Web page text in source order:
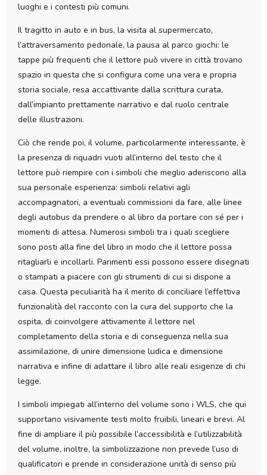
luoghi e i contesti più comuni.
Il tragitto in auto e in bus, la visita al supermercato,
l’attraversamento pedonale, la pausa al parco giochi: le
tappe più frequenti che il lettore può vivere in città trovano
spazio in questa che si configura come una vera e propria
storia sociale, resa accattivante dalla scrittura curata,
dall’impianto prettamente narrativo e dal ruolo centrale
delle illustrazioni.
Ciò che rende poi, il volume, particolarmente interessante, è
la presenza di riquadri vuoti all’interno del testo che il
lettore può riempire con i simboli che meglio aderiscono alla
sua personale esperienza: simboli relativi agli
accompagnatori, a eventuali commissioni da fare, alle linee
degli autobus da prendere o al libro da portare con sé per i
momenti di attesa. Numerosi simboli tra i quali scegliere
sono posti alla fine del libro in modo che il lettore possa
ritagliarli e incollarli. Parimenti essi possono essere disegnati
o stampati a piacere con gli strumenti di cui si dispone a
casa. Questa peculiarità ha il merito di conciliare l’effettiva
funzionalità del racconto con la cura del supporto che la
ospita, di coinvolgere attivamente il lettore nel
completamento della storia e di conseguenza nella sua
assimilazione, di unire dimensione ludica e dimensione
narrativa e infine di adattare il libro alle reali esigenze di chi
legge.
I simboli impiegati all’interno del volume sono i WLS, che qui
supportano visivamente testi molto fruibili, lineari e brevi. Al
fine di ampliare il più possibile l’accessibilità e l’utilizzabilità
del volume, inoltre, la simbolizzazione non prevede l’uso di
qualificatori e prende in considerazione unità di senso più